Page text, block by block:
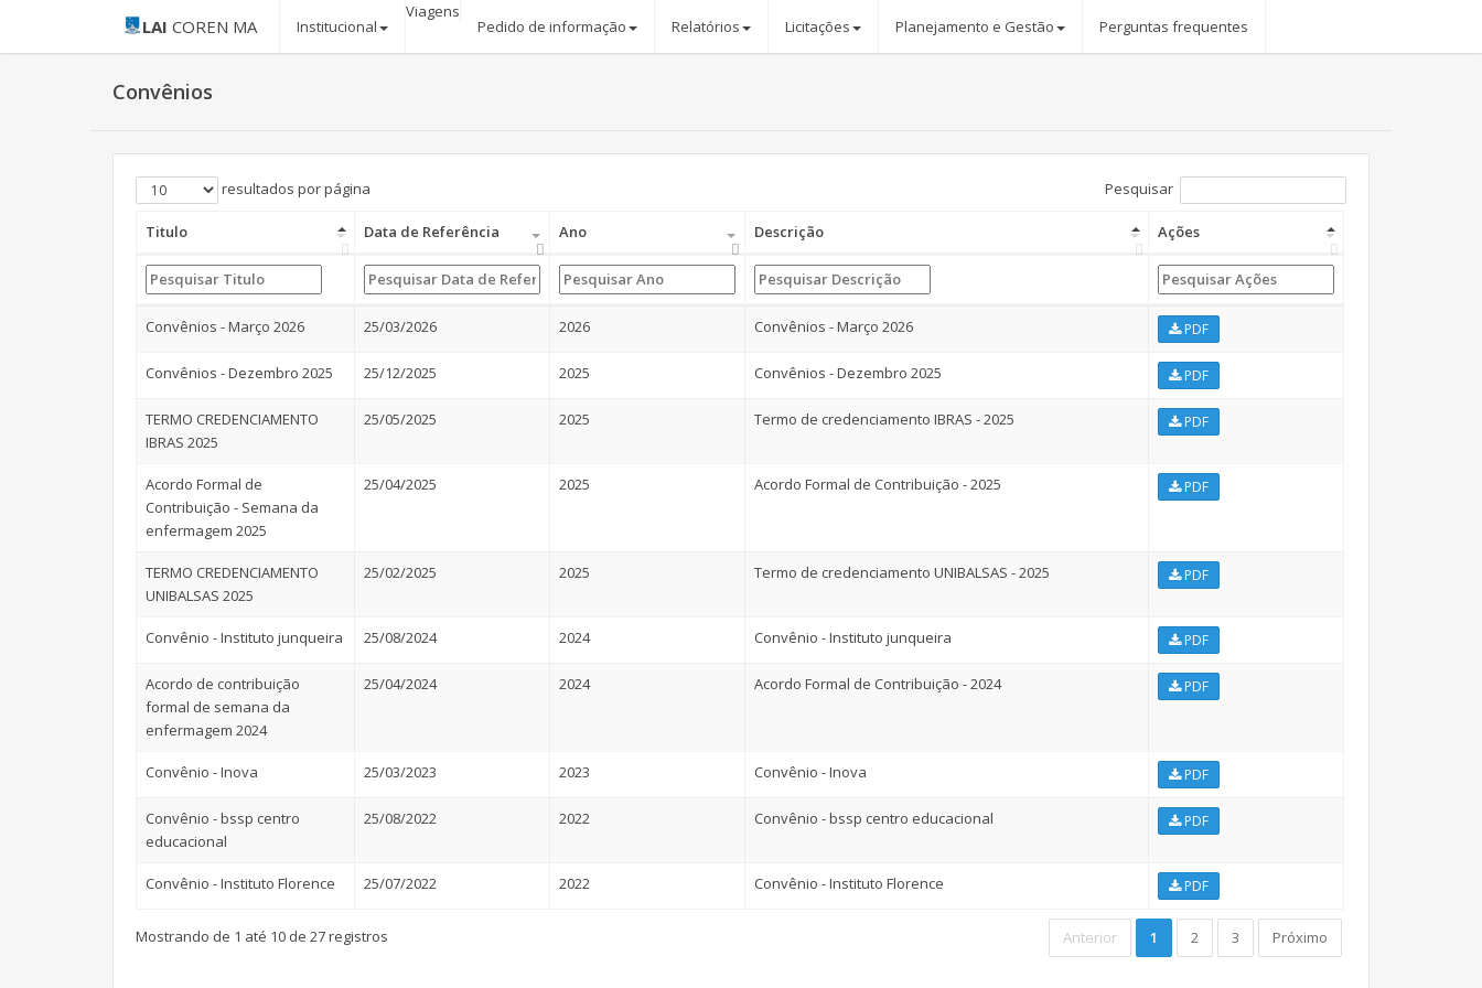
LAI COREN MA Institucional
Viagens
Pedido de informação Relatórios Licitações Planejamento e Gestão Perguntas frequentes
Convênios
resultados por página Pesquisar
Titulo Data de Referência Ano Descrição Ações
Convênios - Março 2026 25/03/2026 2026 Convênios - Março 2026 PDF
Convênios - Dezembro 2025 25/12/2025 2025 Convênios - Dezembro 2025 PDF
TERMO CREDENCIAMENTO
IBRAS 2025
25/05/2025 2025 Termo de credenciamento IBRAS - 2025 PDF
Acordo Formal de
Contribuição - Semana da
enfermagem 2025
25/04/2025 2025 Acordo Formal de Contribuição - 2025 PDF
TERMO CREDENCIAMENTO
UNIBALSAS 2025
25/02/2025 2025 Termo de credenciamento UNIBALSAS - 2025 PDF
Convênio - Instituto junqueira 25/08/2024 2024 Convênio - Instituto junqueira PDF
Acordo de contribuição
formal de semana da
enfermagem 2024
25/04/2024 2024 Acordo Formal de Contribuição - 2024 PDF
Convênio - Inova 25/03/2023 2023 Convênio - Inova PDF
Convênio - bssp centro
educacional
25/08/2022 2022 Convênio - bssp centro educacional PDF
Convênio - Instituto Florence 25/07/2022 2022 Convênio - Instituto Florence PDF
Mostrando de 1 até 10 de 27 registros Anterior 1 2 3 Próximo